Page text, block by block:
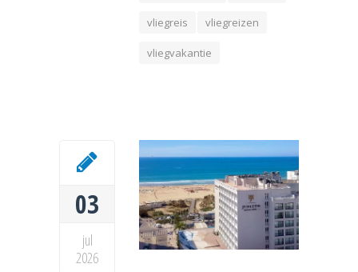
vliegreis vliegreizen
vliegvakantie
03
jul
2026